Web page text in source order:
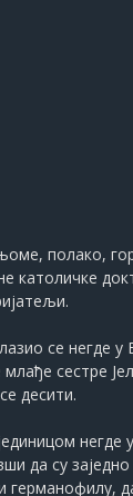
полако,
католичке
се негде у
сестре
десити.
негде
да су заједно
германофилу,